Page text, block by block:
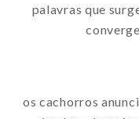
palavras que
os cachorros